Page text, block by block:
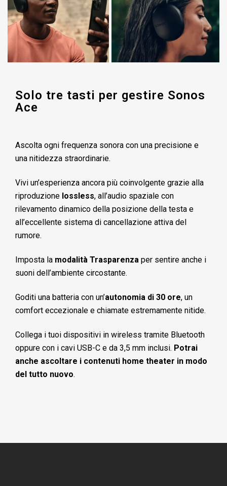
Solo tre tasti per gestire Sonos
Ace
Ascolta ogni frequenza sonora con una precisione e
una nitidezza straordinarie.
Vivi un’esperienza ancora più coinvolgente grazie alla
riproduzione lossless, all’audio spaziale con
rilevamento dinamico della posizione della testa e
all’eccellente sistema di cancellazione attiva del
rumore.
Imposta la modalità Trasparenza per sentire anche i
suoni dell’ambiente circostante.
Goditi una batteria con un’autonomia di 30 ore, un
comfort eccezionale e chiamate estremamente nitide.
Collega i tuoi dispositivi in wireless tramite Bluetooth
oppure con i cavi USB-C e da 3,5 mm inclusi. Potrai
anche ascoltare i contenuti home theater in modo
del tutto nuovo.